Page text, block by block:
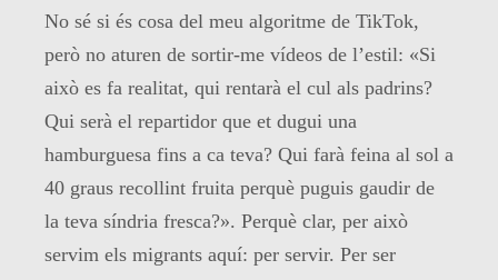
No sé si és cosa del meu algoritme de TikTok,
però no aturen de sortir-me vídeos de l’estil: «Si
això es fa realitat, qui rentarà el cul als padrins?
Qui serà el repartidor que et dugui una
hamburguesa fins a ca teva? Qui farà feina al sol a
40 graus recollint fruita perquè puguis gaudir de
la teva síndria fresca?». Perquè clar, per això
servim els migrants aquí: per servir. Per ser